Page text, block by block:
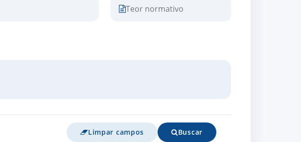
Limpar campos Buscar